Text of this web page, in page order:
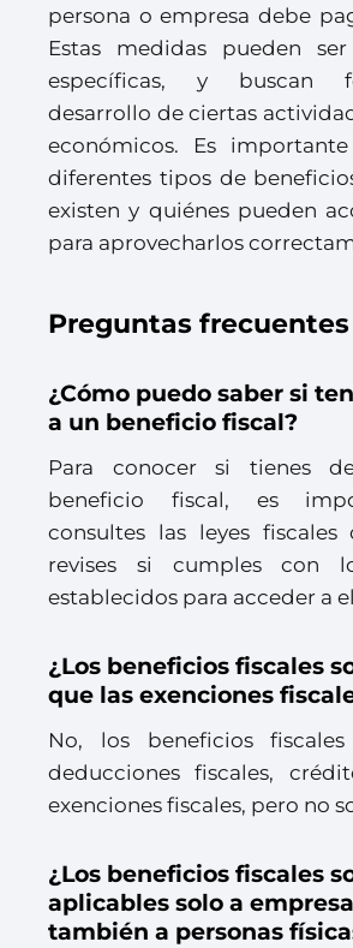
persona o empresa debe
Estas medidas pueden
específicas, y buscan
desarrollo de ciertas
económicos. Es
diferentes tipos de
existen y quiénes pueden
para aprovecharlos
Preguntas frecuentes
¿Cómo puedo saber si
a un beneficio fiscal?
Para conocer si tienes
beneficio fiscal, es
consultes las leyes
revises si cumples con
establecidos para acceder a
¿Los beneficios fiscales
que las exenciones
No, los beneficios
deducciones fiscales,
exenciones fiscales, pero no
¿Los beneficios fiscales
aplicables solo a
también a personas